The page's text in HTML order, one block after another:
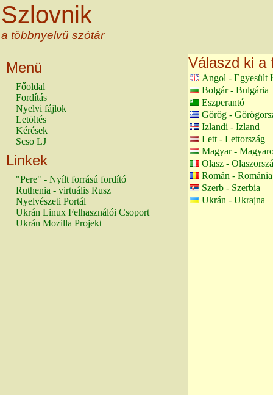
Szlovnik
a többnyelvű szótár
Menü
Főoldal
Fordítás
Nyelvi fájlok
Letöltés
Kérések
Scso LJ
Linkek
"Pere" - Nyílt forrású fordító
Ruthenia - virtuális Rusz
Nyelvészeti Portál
Ukrán Linux Felhasználói Csoport
Ukrán Mozilla Projekt
Válaszd ki a
Angol - Egyesült
Bolgár - Bulgária
Eszperantó
Görög -
Izlandi - Izland
Lett - Lettország
Magyar -
Olasz -
Román - Románia
Szerb - Szerbia
Ukrán - Ukrajna